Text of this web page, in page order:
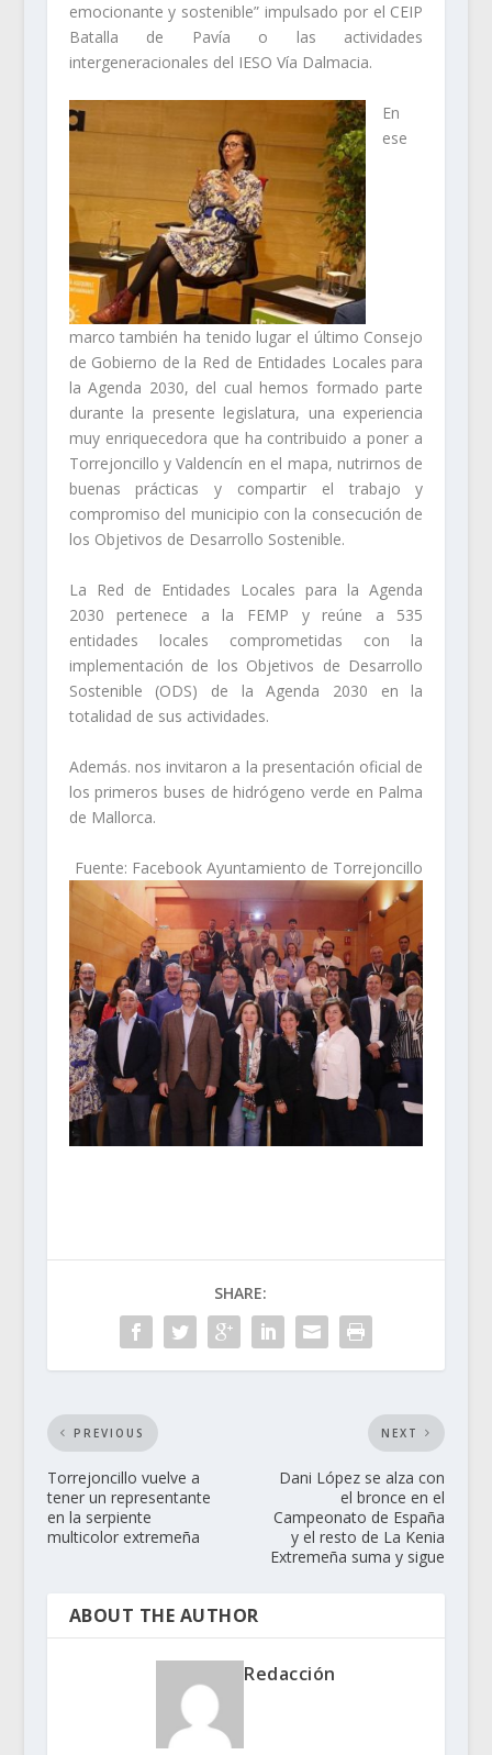
emocionante y sostenible” impulsado por el CEIP
Batalla de Pavía o las actividades
intergeneracionales del IESO Vía Dalmacia.
En
ese
marco también ha tenido lugar el último Consejo
de Gobierno de la Red de Entidades Locales para
la Agenda 2030, del cual hemos formado parte
durante la presente legislatura, una experiencia
muy enriquecedora que ha contribuido a poner a
Torrejoncillo y Valdencín en el mapa, nutrirnos de
buenas prácticas y compartir el trabajo y
compromiso del municipio con la consecución de
los Objetivos de Desarrollo Sostenible.
La Red de Entidades Locales para la Agenda
2030 pertenece a la FEMP y reúne a 535
entidades locales comprometidas con la
implementación de los Objetivos de Desarrollo
Sostenible (ODS) de la Agenda 2030 en la
totalidad de sus actividades.
Además. nos invitaron a la presentación oficial de
los primeros buses de hidrógeno verde en Palma
de Mallorca.
Fuente: Facebook Ayuntamiento de Torrejoncillo
SHARE:
PREVIOUS
Torrejoncillo vuelve a
tener un representante
en la serpiente
multicolor extremeña
NEXT
Dani López se alza con
el bronce en el
Campeonato de España
y el resto de La Kenia
Extremeña suma y sigue
ABOUT THE AUTHOR
Redacción